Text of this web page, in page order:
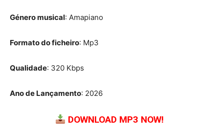
Género musical: Amapiano
Formato do ficheiro: Mp3
Qualidade: 320 Kbps
Ano de Lançamento: 2026
DOWNLOAD MP3 NOW!